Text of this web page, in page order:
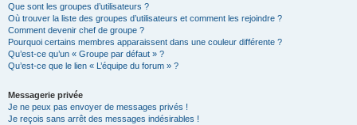
Que sont les groupes d’utilisateurs ?
Où trouver la liste des groupes d’utilisateurs et comment les rejoindre ?
Comment devenir chef de groupe ?
Pourquoi certains membres apparaissent dans une couleur différente ?
Qu’est-ce qu’un « Groupe par défaut » ?
Qu’est-ce que le lien « L’équipe du forum » ?
Messagerie privée
Je ne peux pas envoyer de messages privés !
Je reçois sans arrêt des messages indésirables !